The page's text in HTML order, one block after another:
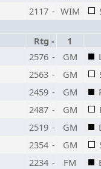
2117 - WIM
Rtg -
1
2576 - GM
2563 - GM
2459 - GM
2487 - GM
2519 - GM
2354 - GM
2234 - FM